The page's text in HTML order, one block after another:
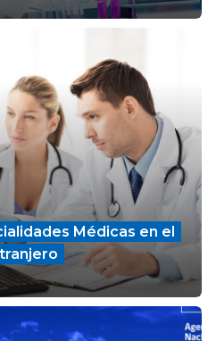
Médicas en el